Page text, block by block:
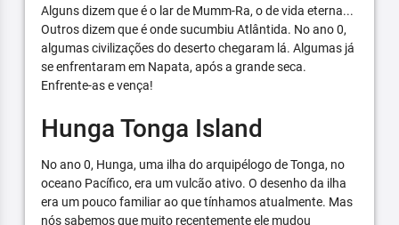
Alguns dizem que é o lar de Mumm-Ra, o de vida eterna...
Outros dizem que é onde sucumbiu Atlântida. No ano 0,
algumas civilizações do deserto chegaram lá. Algumas já
se enfrentaram em Napata, após a grande seca.
Enfrente-as e vença!
Hunga Tonga Island
No ano 0, Hunga, uma ilha do arquipélogo de Tonga, no
oceano Pacífico, era um vulcão ativo. O desenho da ilha
era um pouco familiar ao que tínhamos atualmente. Mas
nós sabemos que muito recentemente ele mudou